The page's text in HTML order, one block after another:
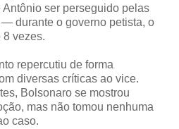
ser perseguido pelas
durante o governo petista, o
8 vezes.
repercutiu de forma
diversas críticas ao vice.
Bolsonaro se mostrou
mas não tomou nenhuma
caso.